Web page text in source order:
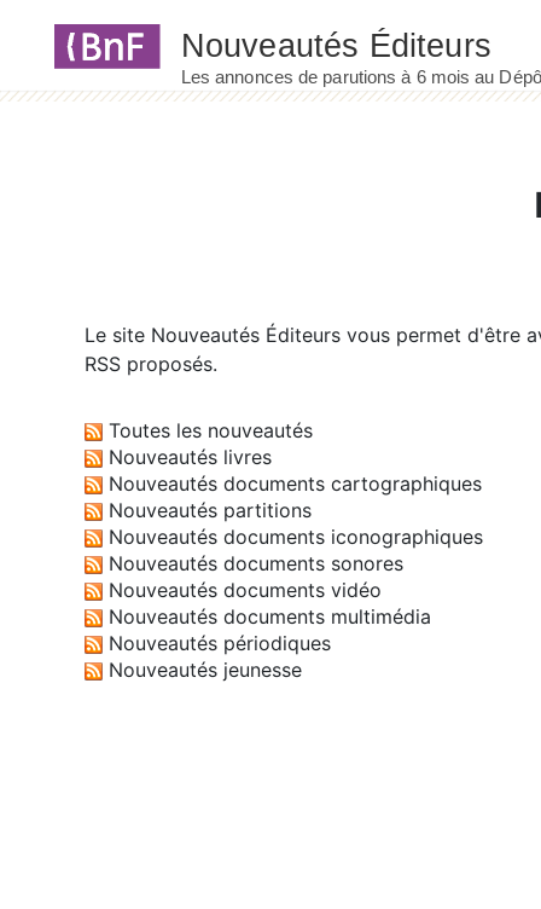
Le site Nouveautés Éditeurs vous permet d'être
RSS proposés.
Toutes les nouveautés
Nouveautés livres
Nouveautés documents cartographiques
Nouveautés partitions
Nouveautés documents iconographiques
Nouveautés documents sonores
Nouveautés documents vidéo
Nouveautés documents multimédia
Nouveautés périodiques
Nouveautés jeunesse